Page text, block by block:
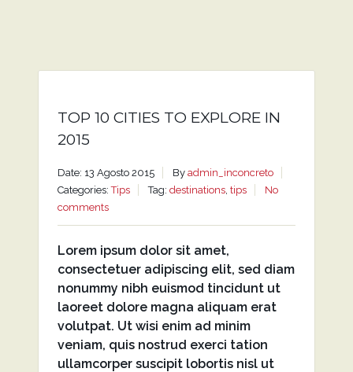
TOP 10 CITIES TO EXPLORE IN
2015
Date: 13 Agosto 2015 By admin_inconcreto
Categories:Tips Tag: destinations, tips
No
comments
Lorem ipsum dolor sit amet,
consectetuer adipiscing elit, sed diam
nonummy nibh euismod tincidunt ut
laoreet dolore magna aliquam erat
volutpat. Ut wisi enim ad minim
veniam, quis nostrud exerci tation
ullamcorper suscipit lobortis nisl ut